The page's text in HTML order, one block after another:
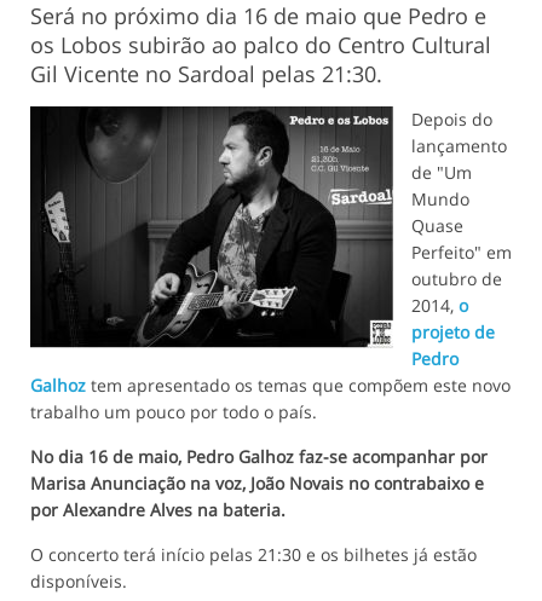
Será no próximo dia 16 de maio que Pedro e
os Lobos subirão ao palco do Centro Cultural
Gil Vicente no Sardoal pelas 21:30.
Depois do
lançamento
de "Um
Mundo
Quase
Perfeito" em
outubro de
2014, o
projeto de
Pedro
Galhoz tem apresentado os temas que compõem este novo
trabalho um pouco por todo o país.
No dia 16 de maio, Pedro Galhoz faz-se acompanhar por
Marisa Anunciação na voz, João Novais no contrabaixo e
por Alexandre Alves na bateria.
O concerto terá início pelas 21:30 e os bilhetes já estão
disponíveis.